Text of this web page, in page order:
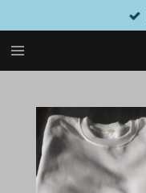
au
contenu
principal